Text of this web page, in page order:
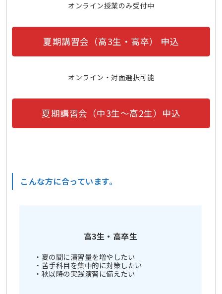
オンライン授業のみ受付中
夏期講習会（高3生・高卒） 申込
オンライン・対面選択可能
夏期講習会（中3生～高2生）申込
こんな方に合っています。
高3生・高卒生
・夏の間に演習量を増やしたい
・苦手科目を集中的に対策したい
・秋以降の実践演習に備えたい